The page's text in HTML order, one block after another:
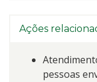
Ações
pessoas